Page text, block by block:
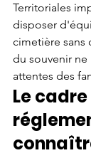
Territoriales
disposer
cimetière sans
du souvenir
attentes des
Le cadre